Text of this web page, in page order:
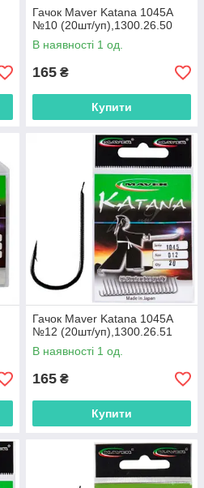
Гачок Maver Katana 1045A
№10 (20шт/уп),1300.26.50
В наявності 1 од.
165 ₴
Купити
Гачок Maver Katana 1045A
№12 (20шт/уп),1300.26.51
В наявності 1 од.
165 ₴
Купити